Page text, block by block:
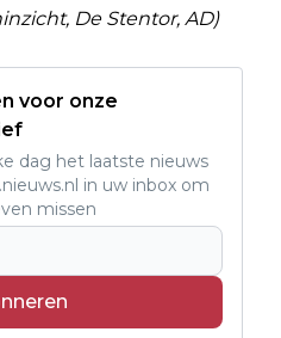
De Stentor, AD)
voor onze
dag het laatste nieuws
in uw inbox om
missen